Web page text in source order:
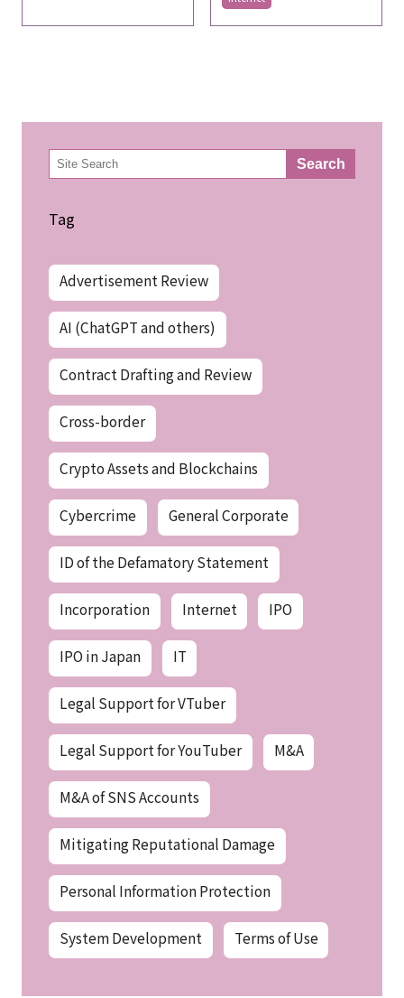
検
索 Search
Tag
Advertisement Review
AI (ChatGPT and others)
Contract Drafting and Review
Cross-border
Crypto Assets and Blockchains
Cybercrime General Corporate
ID of the Defamatory Statement
Incorporation Internet IPO
IPO in Japan IT
Legal Support for VTuber
Legal Support for YouTuber M&A
M&A of SNS Accounts
Mitigating Reputational Damage
Personal Information Protection
System Development Terms of Use